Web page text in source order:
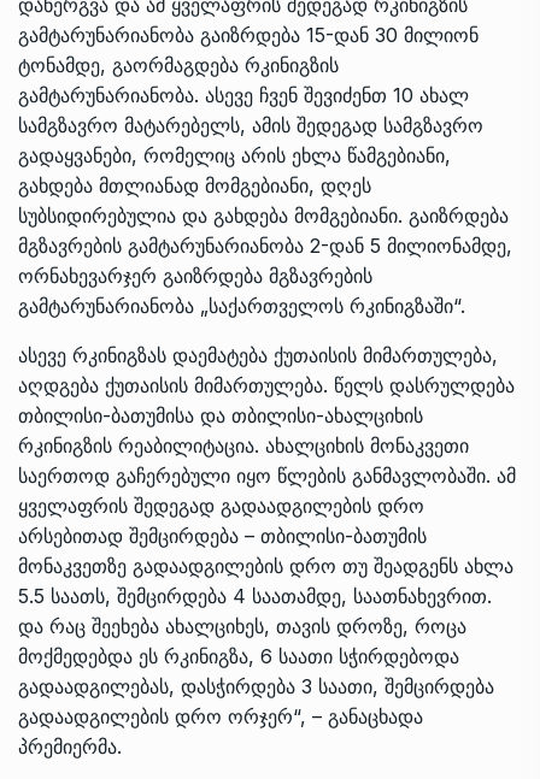
გამტარუნარიანობა გაიზრდება 15-დან 30 მილიონ
ტონამდე, გაორმაგდება რკინიგზის
გამტარუნარიანობა. ასევე ჩვენ შევიძენთ 10 ახალ
სამგზავრო მატარებელს, ამის შედეგად სამგზავრო
გადაყვანები, რომელიც არის ეხლა წამგებიანი,
გახდება მთლიანად მომგებიანი, დღეს
სუბსიდირებულია და გახდება მომგებიანი. გაიზრდება
მგზავრების გამტარუნარიანობა 2-დან 5 მილიონამდე,
ორნახევარჯერ გაიზრდება მგზავრების
გამტარუნარიანობა „საქართველოს რკინიგზაში“.
ასევე რკინიგზას დაემატება ქუთაისის მიმართულება,
აღდგება ქუთაისის მიმართულება. წელს დასრულდება
თბილისი-ბათუმისა და თბილისი-ახალციხის
რკინიგზის რეაბილიტაცია. ახალციხის მონაკვეთი
საერთოდ გაჩერებული იყო წლების განმავლობაში. ამ
ყველაფრის შედეგად გადაადგილების დრო
არსებითად შემცირდება – თბილისი-ბათუმის
მონაკვეთზე გადაადგილების დრო თუ შეადგენს ახლა
5.5 საათს, შემცირდება 4 საათამდე, საათნახევრით.
და რაც შეეხება ახალციხეს, თავის დროზე, როცა
მოქმედებდა ეს რკინიგზა, 6 საათი სჭირდებოდა
გადაადგილებას, დასჭირდება 3 საათი, შემცირდება
გადაადგილების დრო ორჯერ“, – განაცხადა
პრემიერმა.